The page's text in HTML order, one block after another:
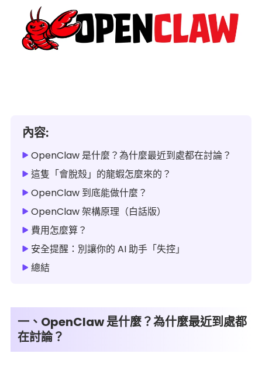
內容:
OpenClaw 是什麼？為什麼最近到處都在討論？
這隻「會脫殼」的龍蝦怎麼來的？
OpenClaw 到底能做什麼？
OpenClaw 架構原理（白話版）
費用怎麼算？
安全提醒：別讓你的 AI 助手「失控」
總結
一、OpenClaw 是什麼？為什麼最近到處都
在討論？